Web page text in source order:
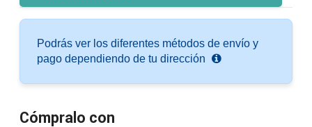
Podrás ver los diferentes métodos de envío y
pago dependiendo de tu dirección
Cómpralo con